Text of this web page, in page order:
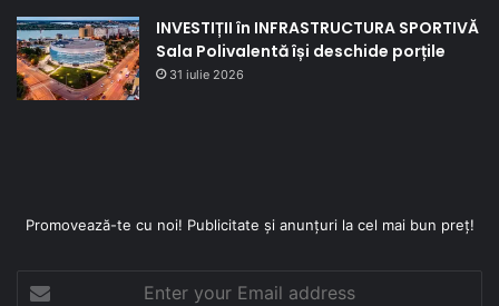
INVESTIȚII în INFRASTRUCTURA SPORTIVĂ
Sala Polivalentă își deschide porțile
31 iulie 2026
Promovează-te cu noi! Publicitate și anunțuri la cel mai bun preț!